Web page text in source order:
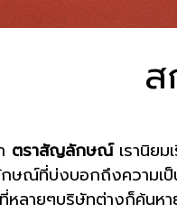
ตราสัญลักษณ์เรานิยม
ษณ์ที่บ่งบอกถึงความเ
ลายๆบริษัทต่างก็ค้นหา